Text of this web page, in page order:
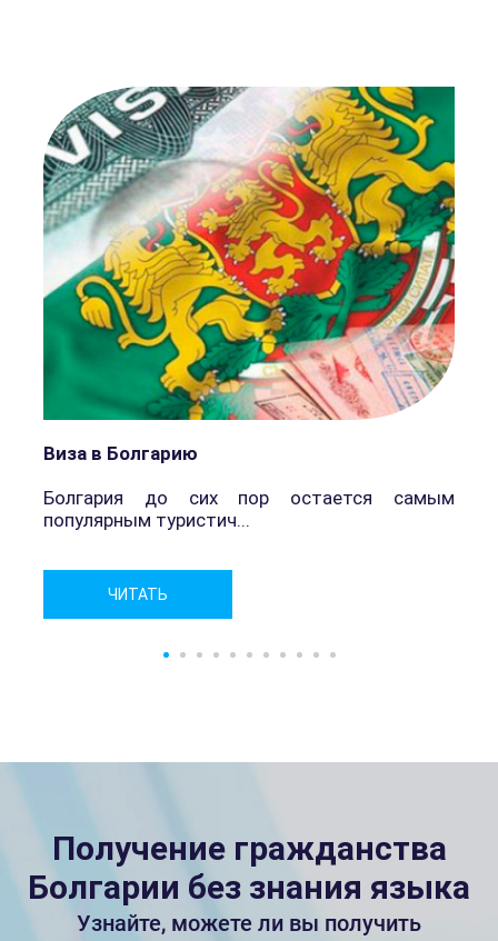
Виза в Болгарию
Болгария до сих пор остается самым
популярным туристич...
ЧИТАТЬ
Получение гражданства
Болгарии без знания языка
Узнайте, можете ли вы получить